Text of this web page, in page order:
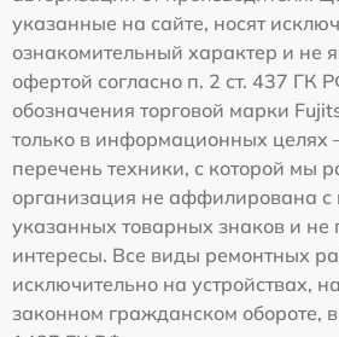
указанные на сайте, носят
ознакомительный характер и не
офертой согласно п. 2 ст. 437 ГК
обозначения торговой марки
только в информационных целях
перечень техники, с которой мы
организация не аффилирована с
указанных товарных знаков и не
интересы. Все виды ремонтных
исключительно на устройствах,
законном гражданском обороте, в